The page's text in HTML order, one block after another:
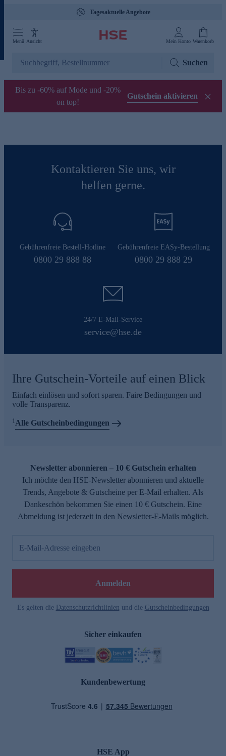
Tagesaktuelle Angebote
Menü Ansicht Mein Konto Warenkorb
Suchen
Bis zu -60% auf Mode und -20%
on top!
Gutschein aktivieren
Kontaktieren Sie uns, wir
helfen gerne.
Gebührenfreie Bestell-Hotline
0800 29 888 88
Gebührenfreie EASy-Bestellung
0800 29 888 29
24/7 E-Mail-Service
service@hse.de
Ihre Gutschein-Vorteile auf einen Blick
Einfach einlösen und sofort sparen. Faire Bedingungen und
volle Transparenz.
1Alle Gutscheinbedingungen
Newsletter abonnieren – 10 € Gutschein erhalten
Ich möchte den HSE-Newsletter abonnieren und aktuelle
Trends, Angebote & Gutscheine per E-Mail erhalten. Als
Dankeschön bekommen Sie einen 10 € Gutschein. Eine
Abmeldung ist jederzeit in den Newsletter-E-Mails möglich.
E-Mail-Adresse eingeben
Anmelden
Es gelten die Datenschutzrichtlinien und die Gutscheinbedingungen
Sicher einkaufen
Kundenbewertung
HSE App